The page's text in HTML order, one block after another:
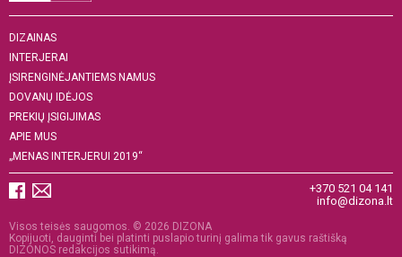
DIZAINAS
INTERJERAI
ĮSIRENGINĖJANTIEMS NAMUS
DOVANŲ IDĖJOS
PREKIŲ ĮSIGIJIMAS
APIE MUS
„MENAS INTERJERUI 2019“
+370 521 04 141
info@dizona.lt
Visos teisės saugomos. © 2026 DIZONA
Kopijuoti, dauginti bei platinti puslapio turinį galima tik gavus raštišką
DIZONOS redakcijos sutikimą.